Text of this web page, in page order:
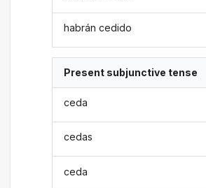
habrán cedido
Present subjunctive tense
ceda
cedas
ceda